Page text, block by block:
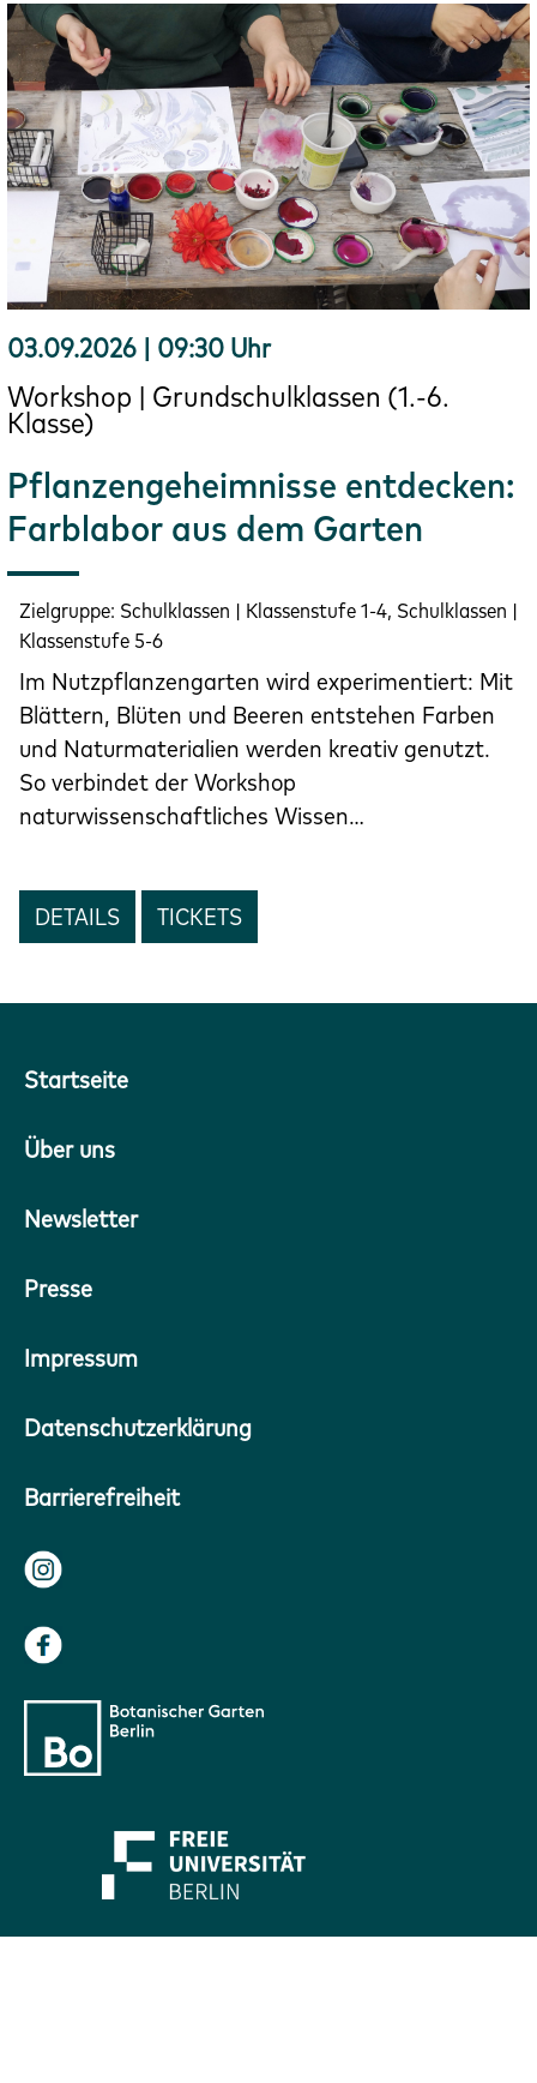
03.09.2026 | 09:30 Uhr
Workshop | Grundschulklassen (1.-6.
Klasse)
Pflanzengeheimnisse entdecken:
Farblabor aus dem Garten
Zielgruppe: Schulklassen | Klassenstufe 1-4, Schulklassen |
Klassenstufe 5-6
Im Nutzpflanzengarten wird experimentiert: Mit
Blättern, Blüten und Beeren entstehen Farben
und Naturmaterialien werden kreativ genutzt.
So verbindet der Workshop
naturwissenschaftliches Wissen…
DETAILS TICKETS
Startseite
Über uns
Newsletter
Presse
Impressum
Datenschutzerklärung
Barrierefreiheit